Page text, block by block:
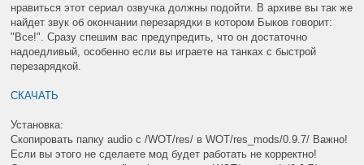
нравиться этот сериал озвучка должны подойти. В архиве вы так же
найдет звук об окончании перезарядки в котором Быков говорит:
"Все!". Сразу спешим вас предупредить, что он достаточно
надоедливый, особенно если вы играете на танках с быстрой
перезарядкой.
СКАЧАТЬ
Установка:
Скопировать папку audio c /WOT/res/ в WOT/res_mods/0.9.7/ Важно!
Если вы этого не сделаете мод будет работать не корректно!